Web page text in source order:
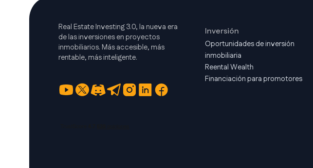
Real Estate Investing 3.0, la nueva era
de las inversiones en proyectos
inmobiliarios. Más accesible, más
rentable, más inteligente.
Inversión
Oportunidades de inversión
inmobiliaria
Reental Wealth
Financiación para promotores